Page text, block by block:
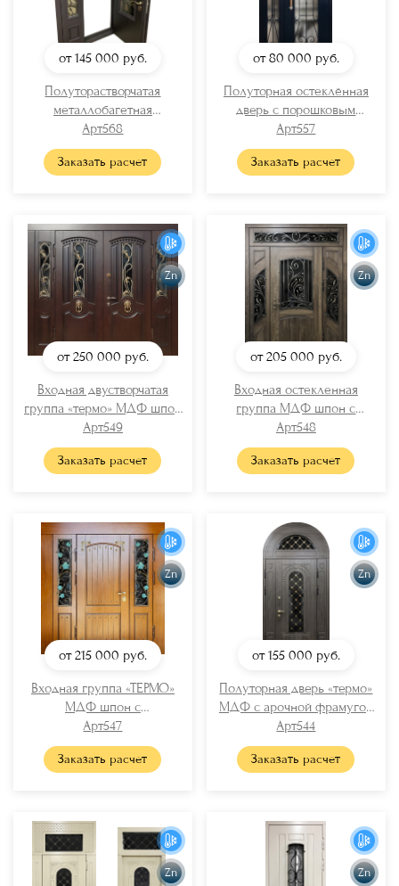
от 145 000 руб.
Полуторастворчатая
металлобагетная
термодверь с остеклением
и коваными решетками
Арт568
Заказать расчет
от 80 000 руб.
Полуторная остеклённая
дверь с порошковым
напылением и решётками
Арт557
Заказать расчет
Zn
от 250 000 руб.
Входная двустворчатая
группа «термо» МДФ шпон
с остеклением и ковкой
(резьба + кнокеры)
Арт549
Заказать расчет
Zn
от 205 000 руб.
Входная остекленная
группа МДФ шпон с
терморазрывом (кованые
решетки + отбойники из
латуни)
Арт548
Заказать расчет
Zn
от 215 000 руб.
Входная группа «ТЕРМО»
МДФ шпон с
художественной ковкой и
стеклом
Арт547
Заказать расчет
Zn
от 155 000 руб.
Полуторная дверь «термо»
МДФ с арочной фрамугой
(кованые решетки + стекло)
Арт544
Заказать расчет
Zn Zn